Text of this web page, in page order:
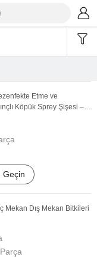
Etme ve
Köpük Sprey Şişesi –
Geçin
İç Mekan Dış Mekan Bitkileri